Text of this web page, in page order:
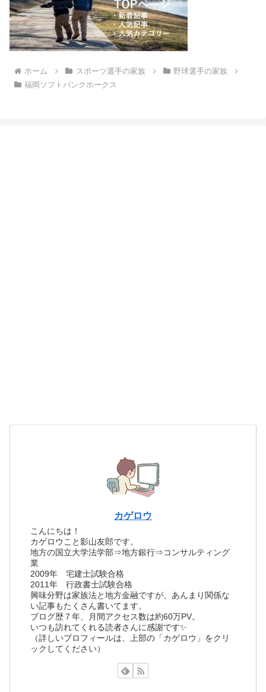
ホーム スポーツ選手の家族
野球選手の家族
福岡ソフトバンクホークス
カゲロウ
こんにちは！
カゲロウこと影山友郎です。
地方の国立大学法学部⇒地方銀行⇒コンサルティング
業
2009年 宅建士試験合格
2011年 行政書士試験合格
興味分野は家族法と地方金融ですが、あんまり関係な
い記事もたくさん書いてます。
ブログ歴７年、月間アクセス数は約60万PV。
いつも訪れてくれる読者さんに感謝です✨
（詳しいプロフィールは、上部の「カゲロウ」をクリ
ックしてください）